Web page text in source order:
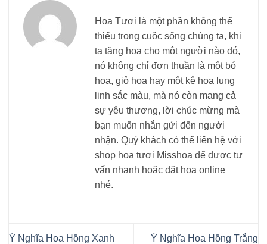
Hoa Tươi là một phần không thể
thiếu trong cuộc sống chúng ta, khi
ta tặng hoa cho một người nào đó,
nó không chỉ đơn thuần là một bó
hoa, giỏ hoa hay một kệ hoa lung
linh sắc màu, mà nó còn mang cả
sự yêu thương, lời chúc mừng mà
bạn muốn nhắn gửi đến người
nhận. Quý khách có thể liên hệ với
shop hoa tươi Misshoa để được tư
vấn nhanh hoặc đặt hoa online
nhé.
Ý Nghĩa Hoa Hồng Xanh Ý Nghĩa Hoa Hồng Trắng